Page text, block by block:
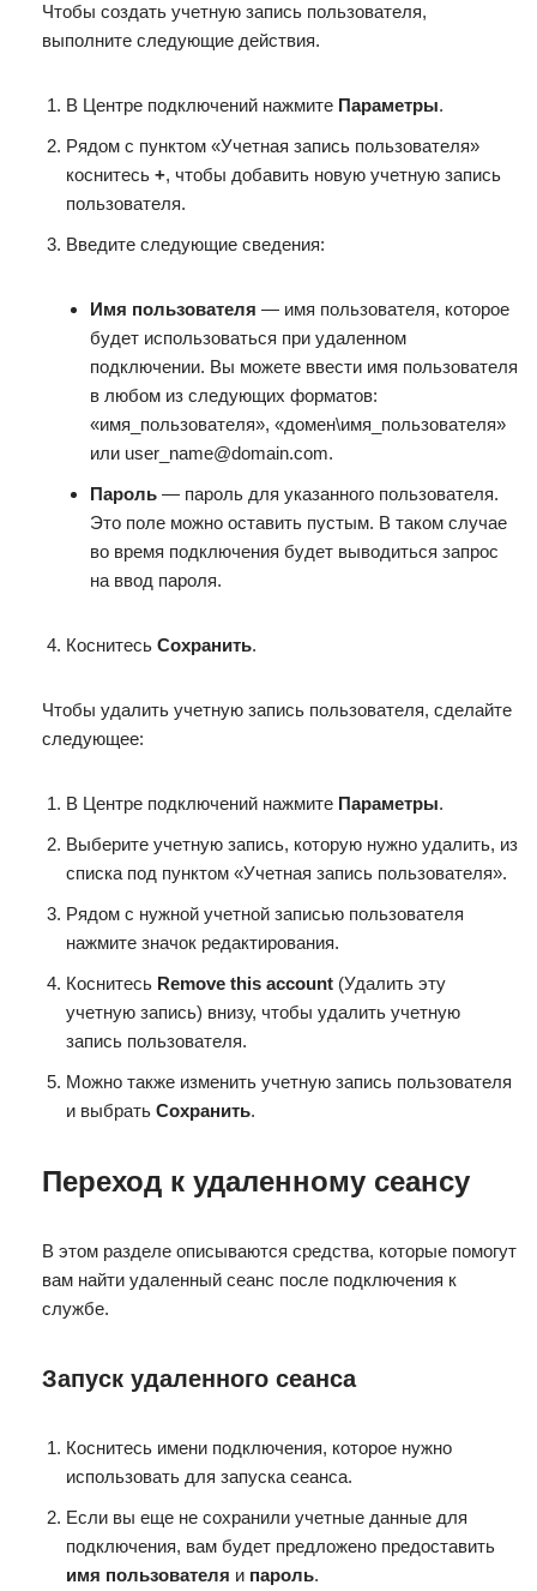
Чтобы создать учетную запись пользователя,
выполните следующие действия.
В Центре подключений нажмите Параметры.
Рядом с пунктом «Учетная запись пользователя»
коснитесь +, чтобы добавить новую учетную запись
пользователя.
Введите следующие сведения:
Имя пользователя — имя пользователя, которое
будет использоваться при удаленном
подключении. Вы можете ввести имя пользователя
в любом из следующих форматов:
«имя_пользователя», «домен\имя_пользователя»
или user_name@domain.com.
Пароль — пароль для указанного пользователя.
Это поле можно оставить пустым. В таком случае
во время подключения будет выводиться запрос
на ввод пароля.
Коснитесь Сохранить.
Чтобы удалить учетную запись пользователя, сделайте
следующее:
В Центре подключений нажмите Параметры.
Выберите учетную запись, которую нужно удалить, из
списка под пунктом «Учетная запись пользователя».
Рядом с нужной учетной записью пользователя
нажмите значок редактирования.
Коснитесь Remove this account (Удалить эту
учетную запись) внизу, чтобы удалить учетную
запись пользователя.
Можно также изменить учетную запись пользователя
и выбрать Сохранить.
Переход к удаленному сеансу
В этом разделе описываются средства, которые помогут
вам найти удаленный сеанс после подключения к
службе.
Запуск удаленного сеанса
Коснитесь имени подключения, которое нужно
использовать для запуска сеанса.
Если вы еще не сохранили учетные данные для
подключения, вам будет предложено предоставить
имя пользователя и пароль.